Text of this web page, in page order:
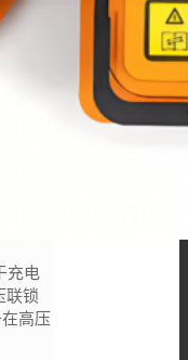
充电
联锁
高压